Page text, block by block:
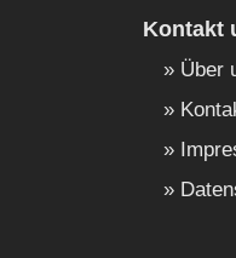
Kontakt
Über